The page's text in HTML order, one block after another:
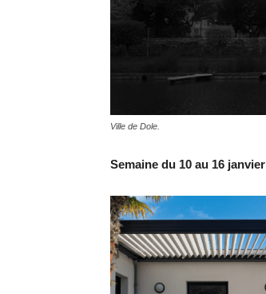
Ville de Dole.
Semaine du 10 au 16 janvier